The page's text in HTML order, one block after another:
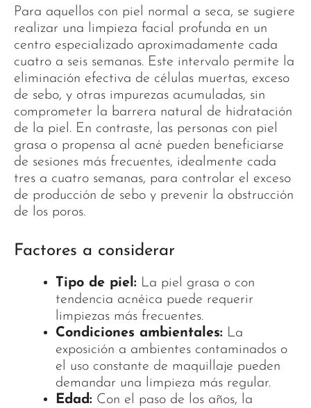
Para aquellos con piel normal a seca, se sugiere
realizar una limpieza facial profunda en un
centro especializado aproximadamente cada
cuatro a seis semanas. Este intervalo permite la
eliminación efectiva de células muertas, exceso
de sebo, y otras impurezas acumuladas, sin
comprometer la barrera natural de hidratación
de la piel. En contraste, las personas con piel
grasa o propensa al acné pueden beneficiarse
de sesiones más frecuentes, idealmente cada
tres a cuatro semanas, para controlar el exceso
de producción de sebo y prevenir la obstrucción
de los poros.
Factores a considerar
Tipo de piel: La piel grasa o con
tendencia acnéica puede requerir
limpiezas más frecuentes.
Condiciones ambientales: La
exposición a ambientes contaminados o
el uso constante de maquillaje pueden
demandar una limpieza más regular.
Edad: Con el paso de los años, la